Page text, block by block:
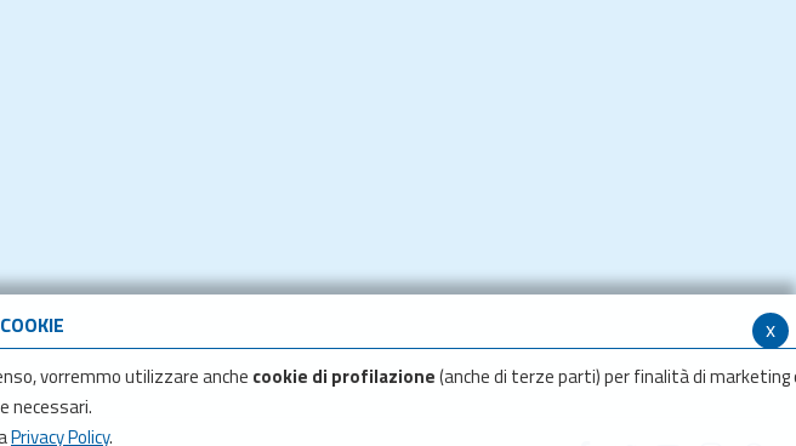
x
vorremmo utilizzare anche cookie di profilazione(anche di terze parti) per finalità di marketing
necessari.
Privacy Policy.